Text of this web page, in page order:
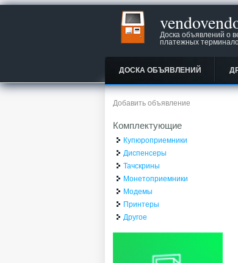
Доска объявлений о
платежных
ДОСКА ОБЪЯВЛЕНИЙ
Добавить объявление
Комплектующие
Купюроприемники
Диспенсеры
Тачскрины
Монетоприемники
Модемы
Принтеры
Другое